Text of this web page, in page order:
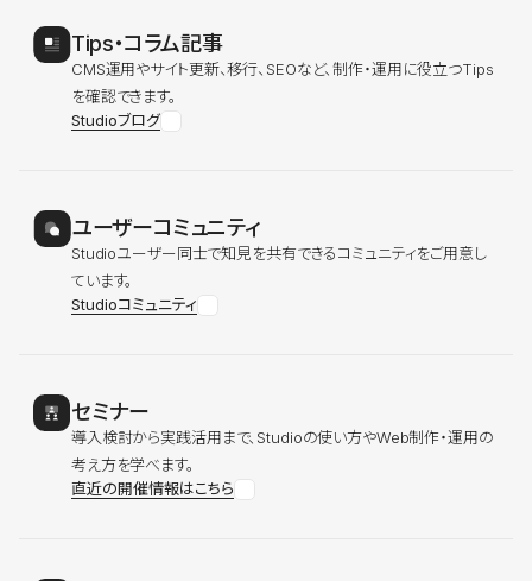
Tips・コラム記事
CMS運用やサイト更新、移行、SEOなど、制作・運用に役立つTips
を確認できます。
Studioブログ
ユーザーコミュニティ
Studioユーザー同士で知見を共有できるコミュニティをご用意し
ています。
Studioコミュニティ
セミナー
導入検討から実践活用まで、Studioの使い方やWeb制作・運用の
考え方を学べます。
直近の開催情報はこちら